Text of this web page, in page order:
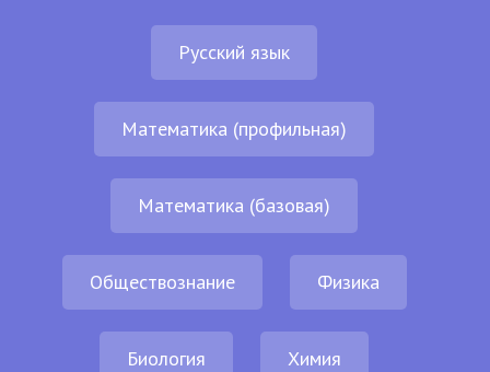
Русский язык
Математика (профильная)
Математика (базовая)
Обществознание Физика
Биология Химия